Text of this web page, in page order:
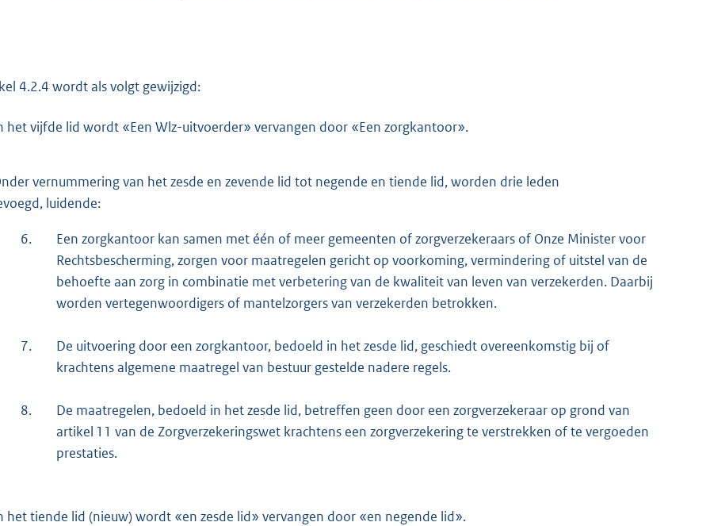
4.2.4 wordt als volgt gewijzigd:
het vijfde lid wordt «Een Wlz-uitvoerder» vervangen door «Een zorgkantoor».
vernummering van het zesde en zevende lid tot negende en tiende lid, worden drie leden
luidende:
6.
Een zorgkantoor kan samen met één of meer gemeenten of zorgverzekeraars of Onze Minister voor
Rechtsbescherming, zorgen voor maatregelen gericht op voorkoming, vermindering of uitstel van de
behoefte aan zorg in combinatie met verbetering van de kwaliteit van leven van verzekerden. Daarbij
worden vertegenwoordigers of mantelzorgers van verzekerden betrokken.
7.
De uitvoering door een zorgkantoor, bedoeld in het zesde lid, geschiedt overeenkomstig bij of
krachtens algemene maatregel van bestuur gestelde nadere regels.
8.
De maatregelen, bedoeld in het zesde lid, betreffen geen door een zorgverzekeraar op grond van
artikel 11 van de Zorgverzekeringswet krachtens een zorgverzekering te verstrekken of te vergoeden
prestaties.
het tiende lid (nieuw) wordt «en zesde lid» vervangen door «en negende lid».